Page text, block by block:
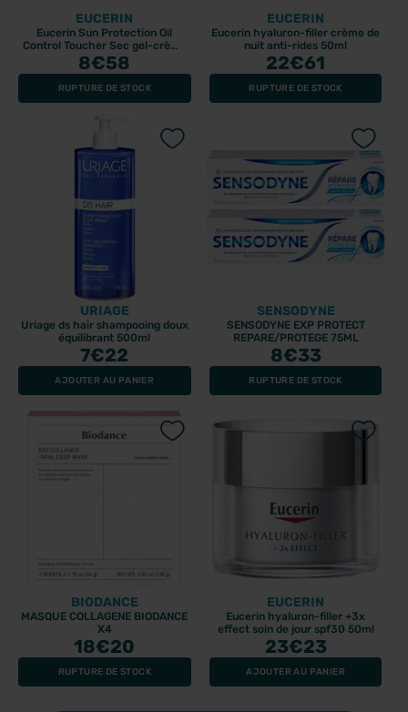
EUCERIN
Eucerin Sun Protection Oil
Control Toucher Sec gel-crème
SPF50+ 50ml
8€58
RUPTURE DE STOCK
EUCERIN
Eucerin hyaluron-filler crème de
nuit anti-rides 50ml
22€61
RUPTURE DE STOCK
URIAGE
Uriage ds hair shampooing doux
équilibrant 500ml
7€22
AJOUTER AU PANIER
SENSODYNE
SENSODYNE EXP PROTECT
REPARE/PROTEGE 75ML
8€33
RUPTURE DE STOCK
BIODANCE
MASQUE COLLAGENE BIODANCE
X4
18€20
RUPTURE DE STOCK
EUCERIN
Eucerin hyaluron-filler +3x
effect soin de jour spf30 50ml
23€23
AJOUTER AU PANIER